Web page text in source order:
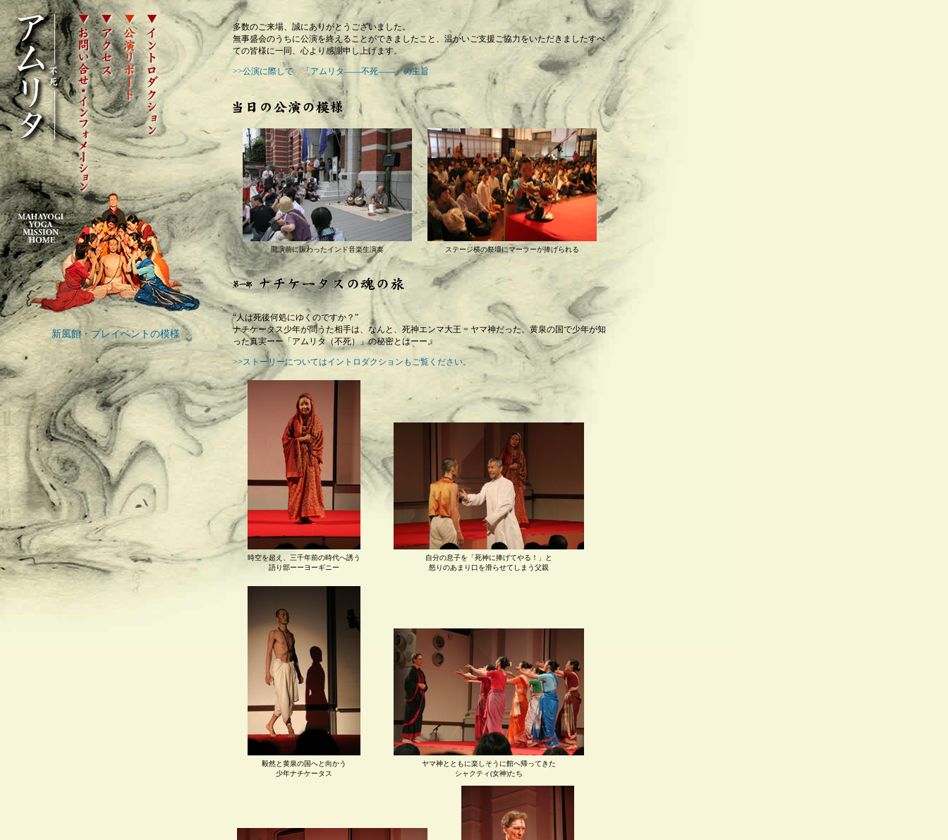
新風館・プレイベントの模様
多数のご来場、誠にありがとうございました。
無事盛会のうちに公演を終えることができましたこと、温かいご支援ご協力をいただきましたすべ
ての皆様に一同、心より感謝申し上げます。
>>公演に際して 「アムリタ――不死――」の主旨
開演前に賑わったインド音楽生演奏 ステージ横の祭壇にマーラーが捧げられる
“人は死後何処にゆくのですか？”
ナチケータス少年が問うた相手は、なんと、死神エンマ大王 = ヤマ神だった。黄泉の国で少年が知
った真実ーー「アムリタ（不死）」の秘密とはーー。
>>ストーリーについてはイントロダクションもご覧ください。
時空を超え、三千年前の時代へ誘う
語り部ーーヨーギニー
自分の息子を「死神に捧げてやる！」と
怒りのあまり口を滑らせてしまう父親
毅然と黄泉の国へと向かう
少年ナチケータス
ヤマ神とともに楽しそうに館へ帰ってきた
シャクティ(女神)たち